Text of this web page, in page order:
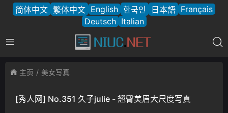
简体中文 繁体中文 English 한국인 日本語 Français
Deutsch Italian
主页 美女写真
[秀人网] No.351 久子julie - 翘臀美眉大尺度写真